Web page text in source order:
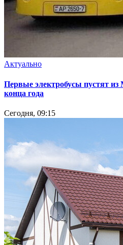
Актуально
Первые электробусы пустят
конца года
Сегодня, 09:15